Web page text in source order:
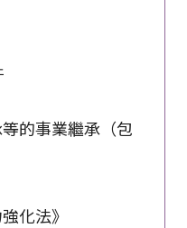
的事業繼承（包
化法》